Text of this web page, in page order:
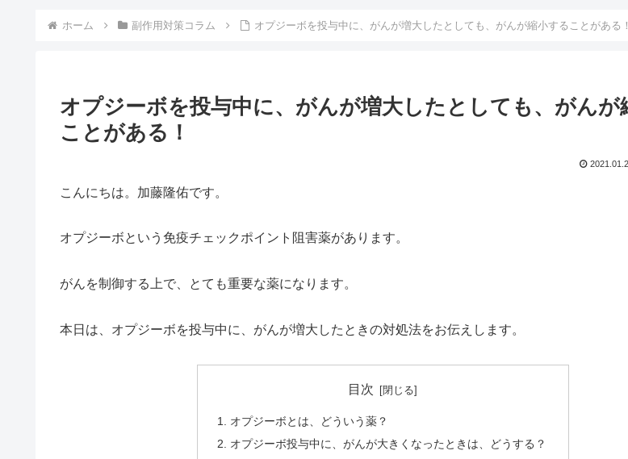
ホーム 副作用対策コラム オプジーボを投与中に、がんが増大したとしても、がんが縮小することがある！
オプジーボを投与中に、がんが増大したとしても、がんが
ことがある！
こんにちは。加藤隆佑です。
オプジーボという免疫チェックポイント阻害薬があります。
がんを制御する上で、とても重要な薬になります。
本日は、オプジーボを投与中に、がんが増大したときの対処法をお伝えします。
目次
オプジーボとは、どういう薬？
オプジーボ投与中に、がんが大きくなったときは、どうする？